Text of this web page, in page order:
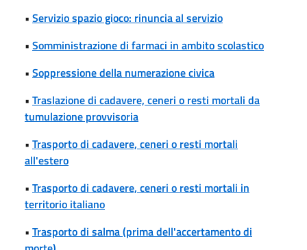
• Servizio spazio gioco: rinuncia al servizio
• Somministrazione di farmaci in ambito scolastico
• Soppressione della numerazione civica
• Traslazione di cadavere, ceneri o resti mortali da
tumulazione provvisoria
• Trasporto di cadavere, ceneri o resti mortali
all'estero
• Trasporto di cadavere, ceneri o resti mortali in
territorio italiano
• Trasporto di salma (prima dell'accertamento di